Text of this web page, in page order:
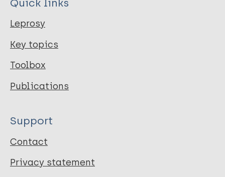
Quick links
Leprosy
Key topics
Toolbox
Publications
Support
Contact
Privacy statement